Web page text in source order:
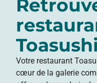
Votre restaurant
cœur de la galerie